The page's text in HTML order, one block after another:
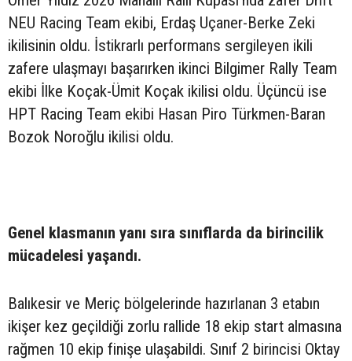
NEU Racing Team ekibi, Erdaş Uçaner-Berke Zeki
ikilisinin oldu. İstikrarlı performans sergileyen ikili
zafere ulaşmayı başarırken ikinci Bilgimer Rally Team
ekibi İlke Koçak-Ümit Koçak ikilisi oldu. Üçüncü ise
HPT Racing Team ekibi Hasan Piro Türkmen-Baran
Bozok Noroğlu ikilisi oldu.
Genel klasmanın yanı sıra sınıflarda da birincilik
mücadelesi yaşandı.
Balıkesir ve Meriç bölgelerinde hazırlanan 3 etabın
ikişer kez geçildiği zorlu rallide 18 ekip start almasına
rağmen 10 ekip finişe ulaşabildi. Sınıf 2 birincisi Oktay